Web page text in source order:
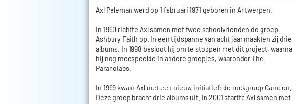
Axl Peleman werd op 1 februari 1971 geboren in Antwerpen.
In 1990 richtte Axl samen met twee schoolvrienden de groep
Ashbury Faith op. In een tijdspanne van acht jaar maakten zij drie
albums. In 1998 besloot hij om te stoppen met dit project, waarna
hij nog meespeelde in andere groepjes, waaronder The
Paranoiacs.
In 1999 kwam Axl met een nieuw initiatief: de rockgroep Camden.
Deze groep bracht drie albums uit. In 2001 startte Axl samen met